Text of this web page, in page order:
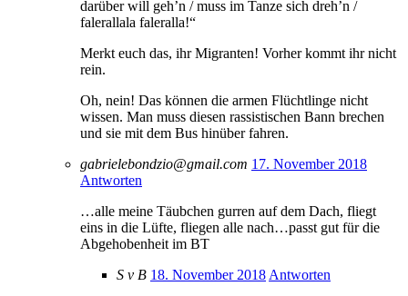
darüber will geh’n / muss im Tanze sich dreh’n /
falerallala faleralla!“
Merkt euch das, ihr Migranten! Vorher kommt ihr nicht
rein.
Oh, nein! Das können die armen Flüchtlinge nicht
wissen. Man muss diesen rassistischen Bann brechen
und sie mit dem Bus hinüber fahren.
gabrielebondzio@gmail.com 17. November 2018
Antworten
…alle meine Täubchen gurren auf dem Dach, fliegt
eins in die Lüfte, fliegen alle nach…passt gut für die
Abgehobenheit im BT
S v B 18. November 2018 Antworten